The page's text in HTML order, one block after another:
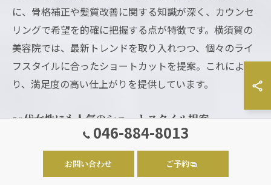
に、骨格補正や髪質改善に関する知識が深く、カウンセ
リングで希望を的確に把握する点が特徴です。横須賀の
美容院では、最新トレンドを取り入れつつ、個々のライ
フスタイルに合ったショートカットを提案。これによ
り、満足度の高い仕上がりを提供しています。
50代女性にも人気のショートスタイル提案
50代女性に人気のショートスタイルは、扱いやすさと
若々しさを両立したデザインが求められます。横須賀の
美容室では、髪のボリューム感を活かしつつ、エイジン
046-884-8013
お問い合わせ ご予約